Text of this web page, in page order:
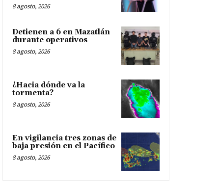
8 agosto, 2026
Detienen a 6 en Mazatlán
durante operativos
8 agosto, 2026
¿Hacia dónde va la
tormenta?
8 agosto, 2026
En vigilancia tres zonas de
baja presión en el Pacífico
8 agosto, 2026